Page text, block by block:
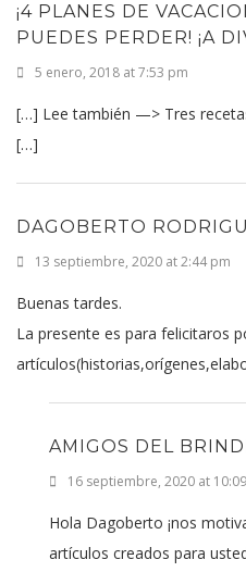
¡4 PLANES DE
PUEDES PERDER! ¡A
5 enero, 2018 at 7:53 pm
[…] Lee también —> Tres
[…]
DAGOBERTO
13 septiembre, 2020 at 2:44 pm
Buenas tardes.
La presente es para felicitaros
AMIGOS DEL
16 septiembre, 2020 at
Hola Dagoberto ¡nos
artículos creados para